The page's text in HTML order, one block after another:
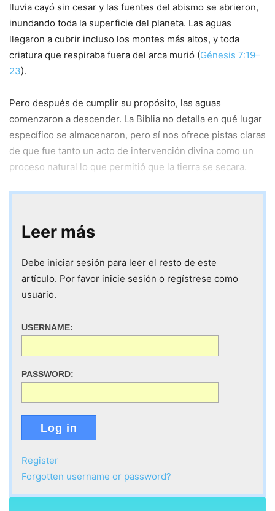
lluvia cayó sin cesar y las fuentes del abismo se abrieron,
inundando toda la superficie del planeta. Las aguas
llegaron a cubrir incluso los montes más altos, y toda
criatura que respiraba fuera del arca murió (Génesis 7:19–
23).
Pero después de cumplir su propósito, las aguas
comenzaron a descender. La Biblia no detalla en qué lugar
específico se almacenaron, pero sí nos ofrece pistas claras
de que fue tanto un acto de intervención divina como un
proceso natural lo que permitió que la tierra se secara.
Leer más
Debe iniciar sesión para leer el resto de este
artículo. Por favor inicie sesión o regístrese como
usuario.
USERNAME:
PASSWORD:
Log in
Register
Forgotten username or password?